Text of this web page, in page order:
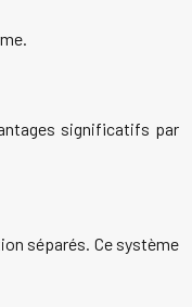
significatifs par
séparés. Ce système